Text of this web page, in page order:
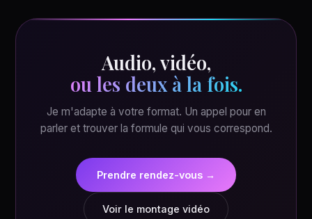
Audio, vidéo,
ou les deux à la fois.
Je m'adapte à votre format. Un appel pour en
parler et trouver la formule qui vous correspond.
Prendre rendez-vous →
Voir le montage vidéo